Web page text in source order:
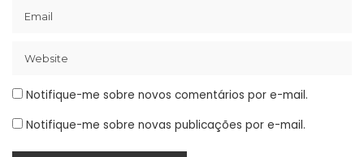
Notifique-me sobre novos comentários por e-mail.
Notifique-me sobre novas publicações por e-mail.